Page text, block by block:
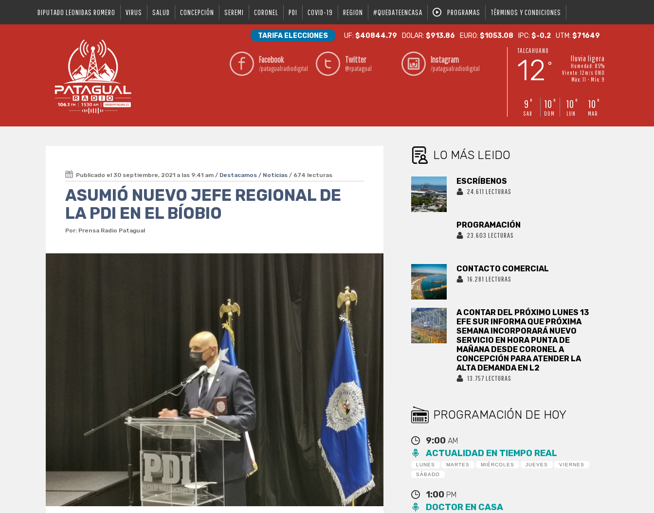
DIPUTADO LEONIDAS ROMERO VIRUS SALUD CONCEPCIÓN SEREMI CORONEL PDI COVID-19 REGION #QUEDATEENCASA PROGRAMAS TÉRMINOS Y CONDICIONES
TARIFA ELECCIONES UF:$40844.79 DOLAR:$913.86 EURO:$1053.08 IPC:$-0.2 UTM:$71649
Facebook
/patagualradiodigital
Twitter
@rpatagual
Instagram
/patagualradiodigital
TALCAHUANO
12 °
lluvia ligera
Humedad: 85%
Viento: 12m/s ONO
Máx: 11 • Mín: 9
9 °
SAB
10 °
DOM
10 °
LUN
10 °
MAR
Publicado el 30 septiembre, 2021 a las 9:41 am / Destacamos / Noticias / 674 lecturas
ASUMIÓ NUEVO JEFE REGIONAL DE
LA PDI EN EL BÍOBIO
Por: Prensa Radio Patagual
LO MÁS LEIDO
ESCRÍBENOS
24.611 LECTURAS
PROGRAMACIÓN
23.603 LECTURAS
CONTACTO COMERCIAL
16.281 LECTURAS
A CONTAR DEL PRÓXIMO LUNES 13
EFE SUR INFORMA QUE PRÓXIMA
SEMANA INCORPORARÁ NUEVO
SERVICIO EN HORA PUNTA DE
MAÑANA DESDE CORONEL A
CONCEPCIÓN PARA ATENDER LA
ALTA DEMANDA EN L2
13.757 LECTURAS
PROGRAMACIÓN DE HOY
9:00AM
ACTUALIDAD EN TIEMPO REAL
LUNES MARTES MIÉRCOLES JUEVES
VIERNES
SÁBADO
1:00 PM
DOCTOR EN CASA